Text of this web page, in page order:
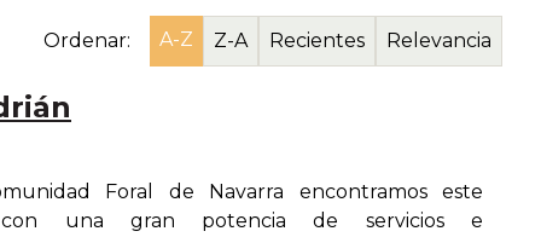
Ordenar: A-Z Z-A Recientes Relevancia
Foral de Navarra encontramos este
una gran potencia de servicios e